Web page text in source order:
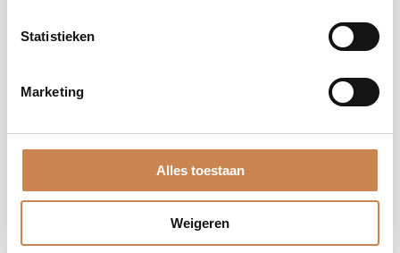
Statistieken
Marketing
Alles toestaan
Weigeren
november 2026
Franck Global Event 26 (Zo 1-11)
1 november @ 10:00 -17:00
Van der Valk TielLaan van Westroijen, Tiel,